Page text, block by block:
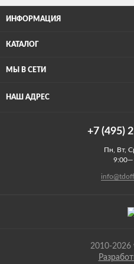
ИНФОРМАЦИЯ
КАТАЛОГ
МЫ В СЕТИ
НАШ АДРЕС
+7 (495)
Пн, Вт,
2010-2026